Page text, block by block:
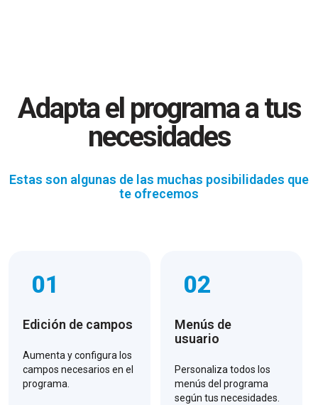
Adapta el programa a tus
necesidades
Estas son algunas de las muchas posibilidades que
te ofrecemos
01
Edición de campos
Aumenta y configura los
campos necesarios en el
programa.
02
Menús de
usuario
Personaliza todos los
menús del programa
según tus necesidades.